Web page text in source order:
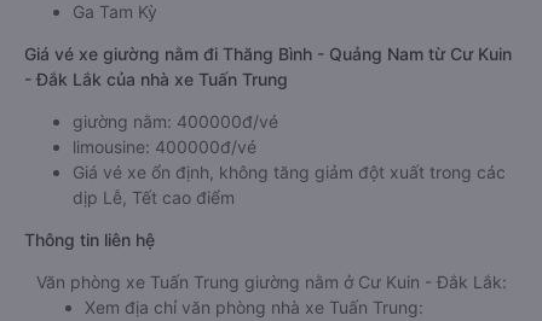
Ga Tam Kỳ
Giá vé xe giường nằm đi Thăng Bình - Quảng Nam từ Cư Kuin
- Đắk Lắk của nhà xe Tuấn Trung
giường nằm: 400000đ/vé
limousine: 400000đ/vé
Giá vé xe ổn định, không tăng giảm đột xuất trong các
dịp Lễ, Tết cao điểm
Thông tin liên hệ
Văn phòng xe Tuấn Trung giường nằm ở Cư Kuin - Đắk Lắk:
Xem địa chỉ văn phòng nhà xe Tuấn Trung: